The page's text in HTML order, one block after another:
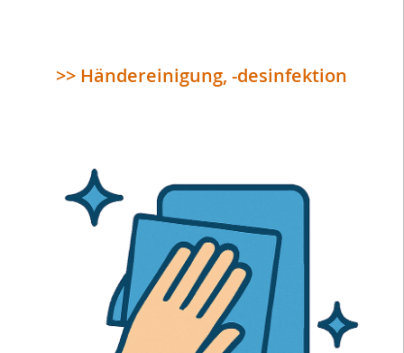
>> Händereinigung, -desinfektion